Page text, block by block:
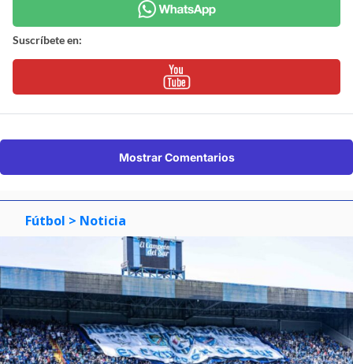
Suscríbete en:
Mostrar Comentarios
Fútbol > Noticia